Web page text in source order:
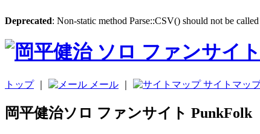
Deprecated: Non-static method Parse::CSV() should not be
トップ｜ メール サイトマッ
岡平健治ソロ ファンサイト PunkFolk